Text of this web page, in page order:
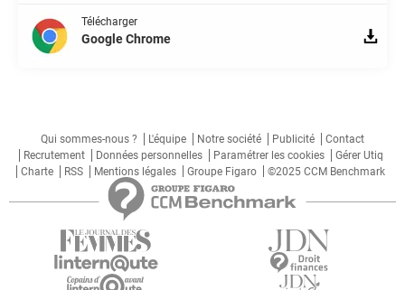
Télécharger
Google Chrome
Qui sommes-nous ? L'équipe Notre société Publicité
Contact
Recrutement
Données personnelles Paramétrer les cookies
Gérer Utiq
Charte
RSS Mentions légales Groupe Figaro ©2025 CCM Benchmark